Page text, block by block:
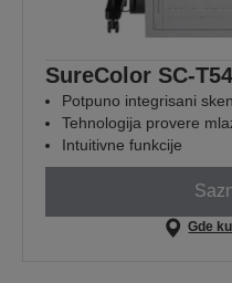
SureColor SC-
Potpuno integrisani
Tehnologija provere
Intuitivne funkcije
Gde